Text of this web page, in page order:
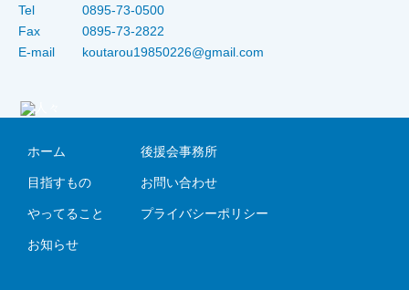
Tel
0895-73-0500
Fax
0895-73-2822
E-mail
koutarou19850226@gmail.com
ホーム
目指すもの
やってること
お知らせ
後援会事務所
お問い合わせ
プライバシーポリシー